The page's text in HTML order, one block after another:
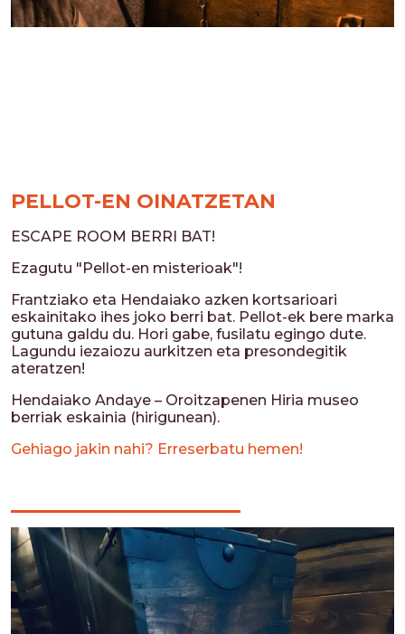
PELLOT-EN OINATZETAN
ESCAPE ROOM BERRI BAT!
Ezagutu "Pellot-en misterioak"!
Frantziako eta Hendaiako azken kortsarioari
eskainitako ihes joko berri bat. Pellot-ek bere marka
gutuna galdu du. Hori gabe, fusilatu egingo dute.
Lagundu iezaiozu aurkitzen eta presondegitik
ateratzen!
Hendaiako Andaye – Oroitzapenen Hiria museo
berriak eskainia (hirigunean).
Gehiago jakin nahi? Erreserbatu hemen!